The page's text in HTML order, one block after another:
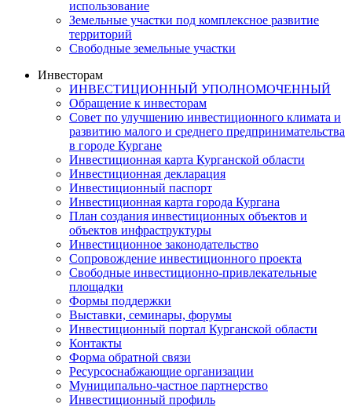
использование
Земельные участки под комплексное развитие
территорий
Свободные земельные участки
Инвесторам
ИНВЕСТИЦИОННЫЙ УПОЛНОМОЧЕННЫЙ
Обращение к инвесторам
Совет по улучшению инвестиционного климата и
развитию малого и среднего предпринимательства
в городе Кургане
Инвестиционная карта Курганской области
Инвестиционная декларация
Инвестиционный паспорт
Инвестиционная карта города Кургана
План создания инвестиционных объектов и
объектов инфраструктуры
Инвестиционное законодательство
Сопровождение инвестиционного проекта
Свободные инвестиционно-привлекательные
площадки
Формы поддержки
Выставки, семинары, форумы
Инвестиционный портал Курганской области
Контакты
Форма обратной связи
Ресурсоснабжающие организации
Муниципально-частное партнерство
Инвестиционный профиль